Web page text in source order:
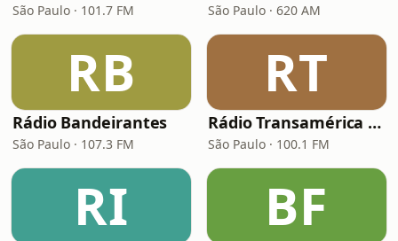
São Paulo · 101.7 FM São Paulo · 620 AM
RB
Rádio Bandeirantes
São Paulo · 107.3 FM
RT
Rádio Transamérica (TMC)
São Paulo · 100.1 FM
RI BF